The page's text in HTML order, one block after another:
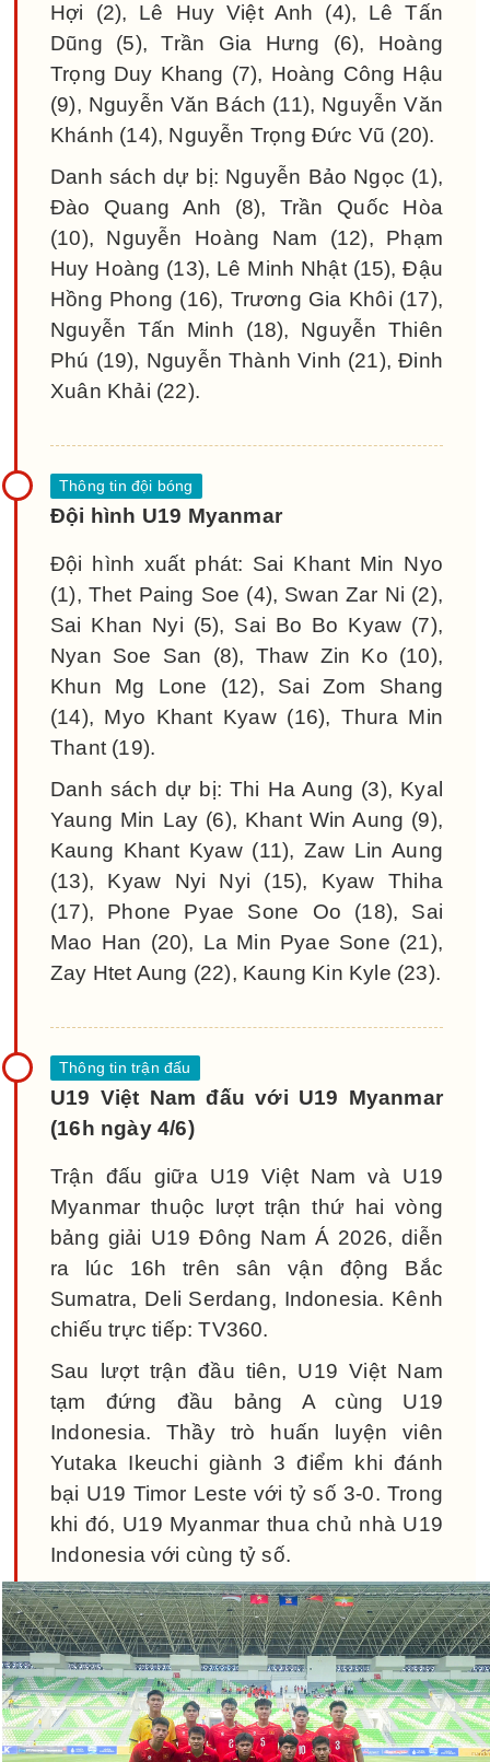
Hợi (2), Lê Huy Việt Anh (4), Lê Tấn
Dũng (5), Trần Gia Hưng (6), Hoàng
Trọng Duy Khang (7), Hoàng Công Hậu
(9), Nguyễn Văn Bách (11), Nguyễn Văn
Khánh (14), Nguyễn Trọng Đức Vũ (20).
Danh sách dự bị: Nguyễn Bảo Ngọc (1),
Đào Quang Anh (8), Trần Quốc Hòa
(10), Nguyễn Hoàng Nam (12), Phạm
Huy Hoàng (13), Lê Minh Nhật (15), Đậu
Hồng Phong (16), Trương Gia Khôi (17),
Nguyễn Tấn Minh (18), Nguyễn Thiên
Phú (19), Nguyễn Thành Vinh (21), Đinh
Xuân Khải (22).
Đội hình U19 Myanmar
Đội hình xuất phát: Sai Khant Min Nyo
(1), Thet Paing Soe (4), Swan Zar Ni (2),
Sai Khan Nyi (5), Sai Bo Bo Kyaw (7),
Nyan Soe San (8), Thaw Zin Ko (10),
Khun Mg Lone (12), Sai Zom Shang
(14), Myo Khant Kyaw (16), Thura Min
Thant (19).
Danh sách dự bị: Thi Ha Aung (3), Kyal
Yaung Min Lay (6), Khant Win Aung (9),
Kaung Khant Kyaw (11), Zaw Lin Aung
(13), Kyaw Nyi Nyi (15), Kyaw Thiha
(17), Phone Pyae Sone Oo (18), Sai
Mao Han (20), La Min Pyae Sone (21),
Zay Htet Aung (22), Kaung Kin Kyle (23).
U19 Việt Nam đấu với U19 Myanmar
(16h ngày 4/6)
Trận đấu giữa U19 Việt Nam và U19
Myanmar thuộc lượt trận thứ hai vòng
bảng giải U19 Đông Nam Á 2026, diễn
ra lúc 16h trên sân vận động Bắc
Sumatra, Deli Serdang, Indonesia. Kênh
chiếu trực tiếp: TV360.
Sau lượt trận đầu tiên, U19 Việt Nam
tạm đứng đầu bảng A cùng U19
Indonesia. Thầy trò huấn luyện viên
Yutaka Ikeuchi giành 3 điểm khi đánh
bại U19 Timor Leste với tỷ số 3-0. Trong
khi đó, U19 Myanmar thua chủ nhà U19
Indonesia với cùng tỷ số.